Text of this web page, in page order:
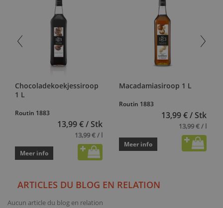
Chocoladekoekjessiroop
1 L
Routin 1883
13,99 € / Stk
13,99 € / l
Meer info
Macadamiasiroop 1 L
Routin 1883
13,99 € / Stk
13,99 € / l
Meer info
ARTICLES DU BLOG EN RELATION
Aucun article du blog en relation